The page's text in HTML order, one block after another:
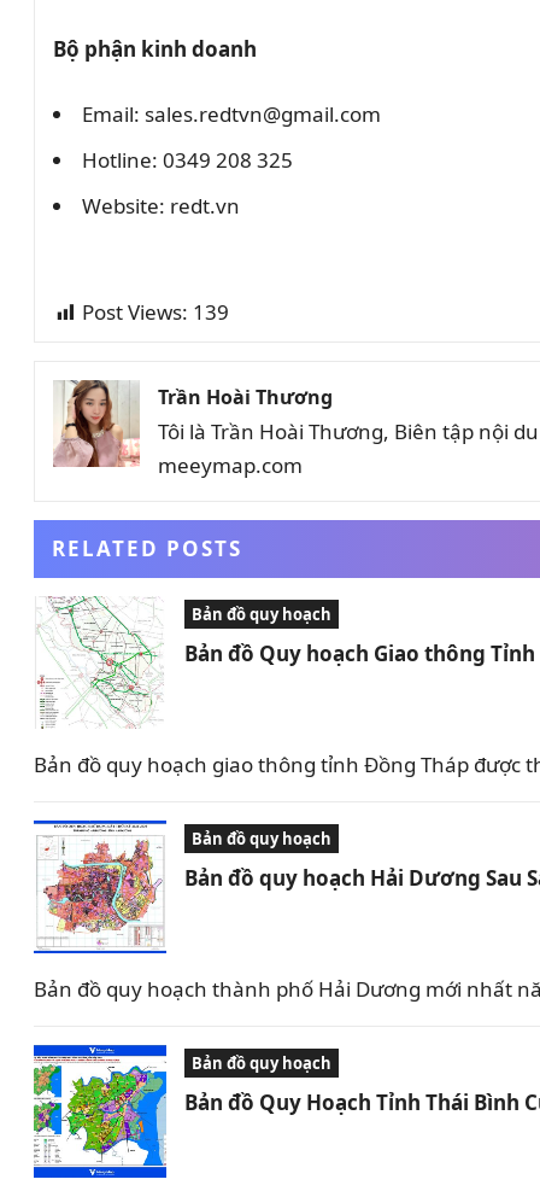
Bộ phận kinh doanh
Email: sales.redtvn@gmail.com
Hotline: 0349 208 325
Website: redt.vn
Post Views: 139
Trần Hoài Thương
Tôi là Trần Hoài Thương, Biên tập nội
meeymap.com
RELATED POSTS
Bản đồ quy hoạch
Bản đồ Quy hoạch Giao thông
Bản đồ quy hoạch giao thông tỉnh Đồng Tháp
Bản đồ quy hoạch
Bản đồ quy hoạch Hải Dương Sau
Bản đồ quy hoạch thành phố Hải Dương mới nhất
Bản đồ quy hoạch
Bản đồ Quy Hoạch Tỉnh Thái Bình